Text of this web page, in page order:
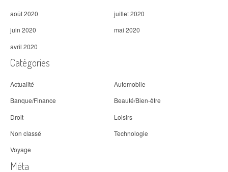
août 2020
juillet 2020
juin 2020
mai 2020
avril 2020
Catégories
Actualité
Automobile
Banque/Finance
Beauté/Bien-être
Droit
Loisirs
Non classé
Technologie
Voyage
Méta